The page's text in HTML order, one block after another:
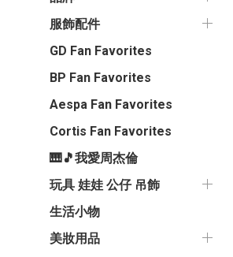
服飾配件
GD Fan Favorites
BP Fan Favorites
Aespa Fan Favorites
Cortis Fan Favorites
🎹🎵我愛周杰倫
玩具 娃娃 公仔 吊飾
生活小物
美妝用品